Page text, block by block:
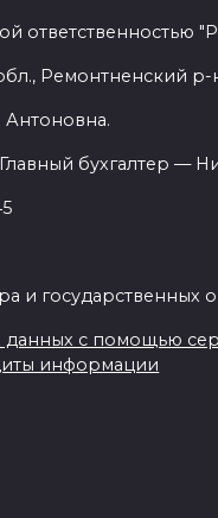
ответственностью
Ремонтненский р-
бухгалтер —
и государственных
с помощью
информации